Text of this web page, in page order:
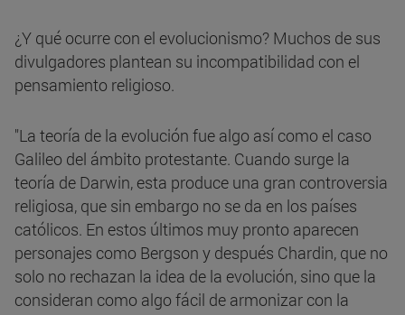
¿Y qué ocurre con el evolucionismo? Muchos de sus
divulgadores plantean su incompatibilidad con el
pensamiento religioso.
"La teoría de la evolución fue algo así como el caso
Galileo del ámbito protestante. Cuando surge la
teoría de Darwin, esta produce una gran controversia
religiosa, que sin embargo no se da en los países
católicos. En estos últimos muy pronto aparecen
personajes como Bergson y después Chardin, que no
solo no rechazan la idea de la evolución, sino que la
consideran como algo fácil de armonizar con la